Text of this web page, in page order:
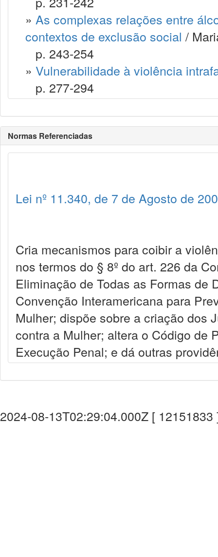
» As complexas relações entre
contextos de exclusão social /
p. 243-254
» Vulnerabilidade à violência
p. 277-294
Normas Referenciadas
Lei nº 11.340, de 7 de Agosto de
Cria mecanismos para coibir a
nos termos do § 8º do art. 226 da
Eliminação de Todas as Formas de
Convenção Interamericana para
Mulher; dispõe sobre a criação dos
contra a Mulher; altera o Código de
Execução Penal; e dá outras
2024-08-13T02:29:04.000Z [ 12151833